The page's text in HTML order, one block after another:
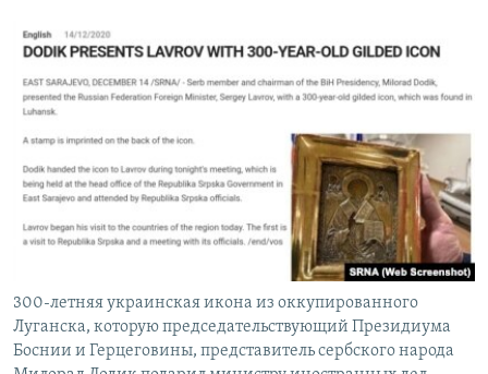
300-летняя украинская икона из оккупированного
Луганска, которую председательствующий Президиума
Боснии и Герцеговины, представитель сербского народа